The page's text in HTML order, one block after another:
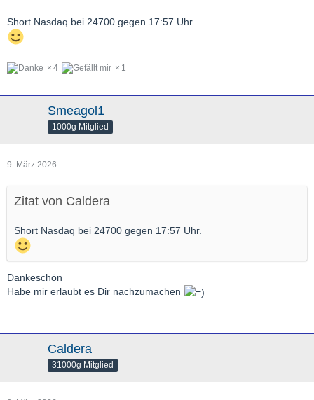
Short Nasdaq bei 24700 gegen 17:57 Uhr.
4 1
Smeagol1
1000g Mitglied
9. März 2026
Zitat von Caldera
Short Nasdaq bei 24700 gegen 17:57 Uhr.
Dankeschön
Habe mir erlaubt es Dir nachzumachen
Caldera
31000g Mitglied